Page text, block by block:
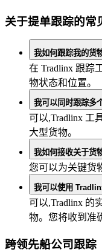
关于提单跟踪的常
我如何跟踪我的货
在 Tradlinx 跟踪
物状态和位置。
我可以同时跟踪多
可以,Tradlinx 工
大型货物。
我如何接收关于货
您可以为关键货
我可以使用
可以,Tradlinx 的
物。您将收到准
跨领先船公司跟踪